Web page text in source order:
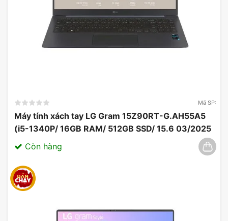
mà còn phục vụ tốt cho việc giải trí, học tập với
chất lượng âm thanh và trải nghiệm người dùng tối
ưu trên nhiều phần mềm và ứng dụng cho hệ điều
hành Windows.
Kết nối không dây qua WiFi & Bluetooth
Mã SP:
Máy tính xách tay LG Gram 15Z90RT-G.AH55A5
(i5-1340P/ 16GB RAM/ 512GB SSD/ 15.6 03/2025
Còn hàng